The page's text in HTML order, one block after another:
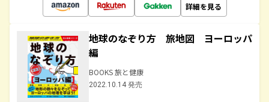
詳細を見る
地球のなぞり方 旅地図 ヨーロッパ
編
BOOKS 旅と健康
2022.10.14 発売